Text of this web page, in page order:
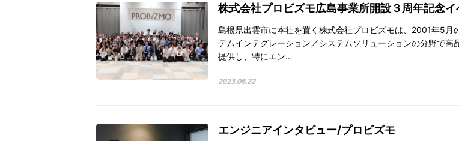
株式会社プロビズモ広島事業所開設３周年記念
島根県出雲市に本社を置く株式会社プロビズモは、2001年5月
テムインテグレーション／システムソリューションの分野で高
提供し、特にエン…
2023.06.22
エンジニアインタビュー/プロビズモ